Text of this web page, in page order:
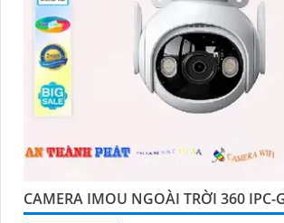
CAMERA IMOU NGOÀI TRỜI 360 IPC-